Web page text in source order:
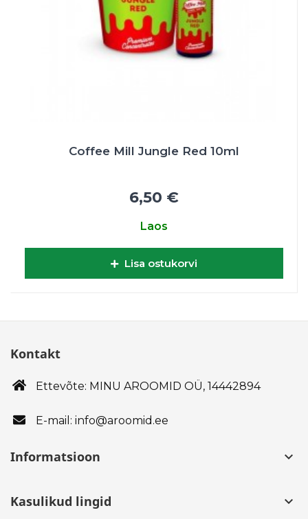
Coffee Mill Jungle Red 10ml
6,50 €
Laos
Lisa ostukorvi
Kontakt
Ettevõte: MINU AROOMID OÜ, 14442894
E-mail: info@aroomid.ee
Informatsioon keyboard_arrow_down
Kasulikud lingid keyboard_arrow_down